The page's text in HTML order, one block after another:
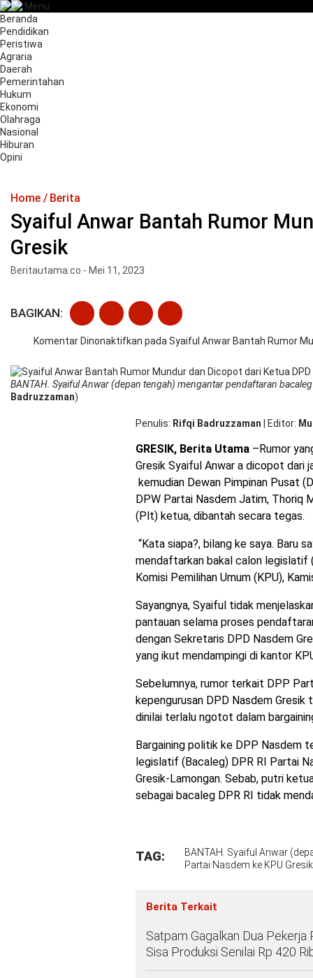
Menu
Beranda
Pendidikan
Peristiwa
Agraria
Daerah
Pemerintahan
Hukum
Ekonomi
Olahraga
Nasional
Hiburan
Opini
Home Berita
Syaiful Anwar Bantah Rumor
Gresik
Beritautama.co - Mei 11, 2023
BAGIKAN:
Komentar Dinonaktifkan pada Syaiful Anwar Bantah Rumor
BANTAH. Syaiful Anwar (depan tengah) mengantar pendaftaran
Badruzzaman)
Penulis Rifqi Badruzzaman Editor
GRESIK, Berita Utama –Rumor
Gresik Syaiful Anwar a dicopot dari
kemudian Dewan Pimpinan Pusat
DPW Partai Nasdem Jatim, Thoriq
(Plt) ketua, dibantah secara tegas.
“Kata siapa?, bilang ke saya. Baru
mendaftarkan bakal calon legislatif
Komisi Pemilihan Umum (KPU),
Sayangnya, Syaiful tidak
pantauan selama proses
dengan Sekretaris DPD Nasdem
yang ikut mendampingi di kantor
Sebelumnya, rumor terkait DPP
kepengurusan DPD Nasdem
dinilai terlalu ngotot dalam
Bargaining politik ke DPP Nasdem
legislatif (Bacaleg) DPR RI Partai
Gresik-Lamongan. Sebab, putri
sebagai bacaleg DPR RI tidak
TAG:
BANTAH. Syaiful Anwar
Partai Nasdem ke KPU
Berita Terkait
Satpam Gagalkan Dua
Sisa Produksi Senilai Rp 420